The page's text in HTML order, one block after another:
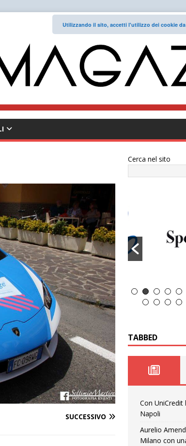
SUCCESSIVO
Cerca nel sito
TABBED
Con UniCredit
Napoli
Aurelio
Milano con
Utilizzando il sito, accetti l'utilizzo dei cookie